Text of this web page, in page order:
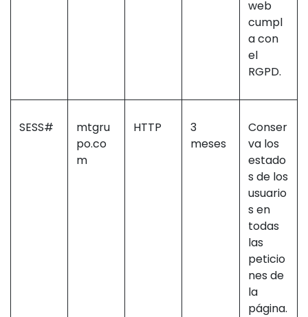
web
cumpl
a con
el
RGPD.
SESS#
mtgru
po.co
m
HTTP
3
meses
Conser
va los
estado
s de los
usuario
s en
todas
las
peticio
nes de
la
página.